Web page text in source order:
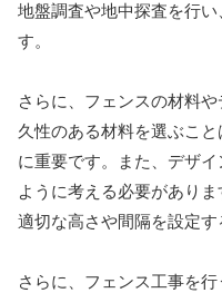
地盤調査や地中探査を行
す。
さらに、フェンスの材料
久性のある材料を選ぶこ
に重要です。また、デザ
ように考える必要があり
適切な高さや間隔を設定す
さらに、フェンス工事を